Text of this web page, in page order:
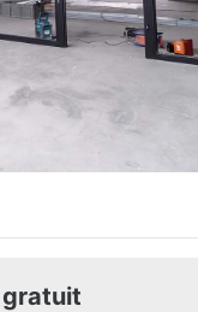
gratuit